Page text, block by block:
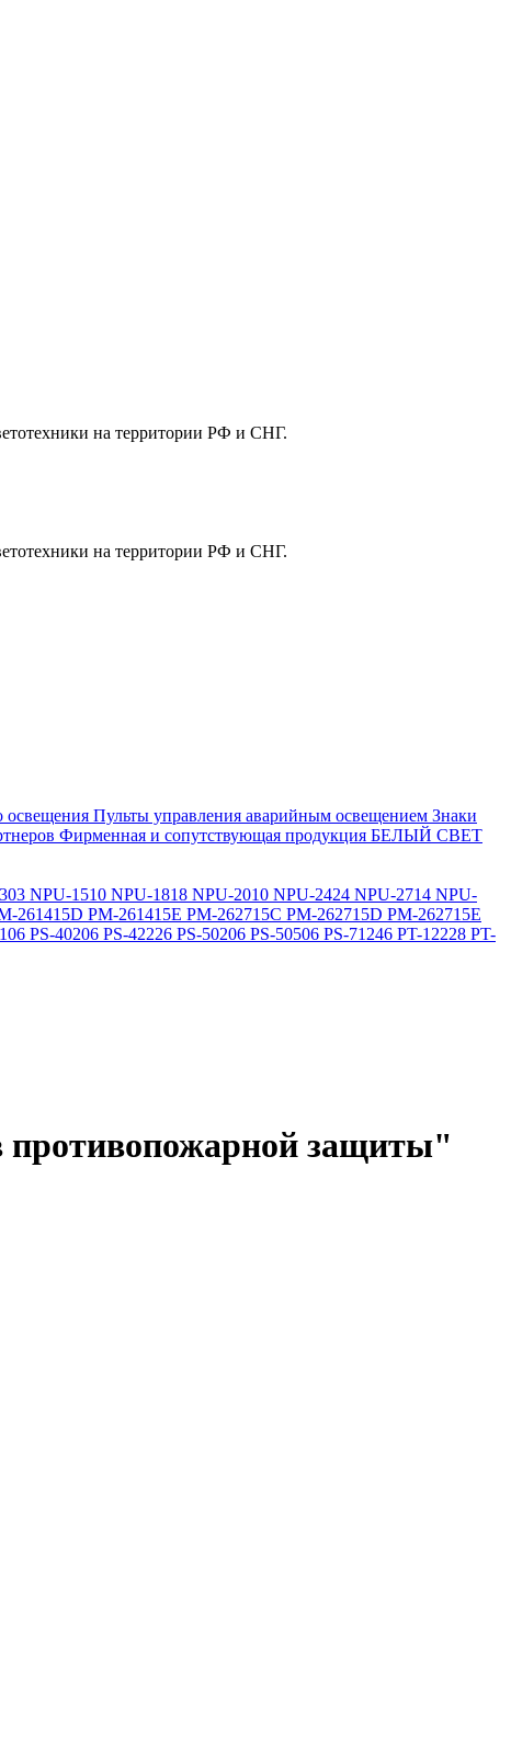
на территории РФ и СНГ.
на территории РФ и СНГ.
освещения Пульты управления аварийным освещением Знаки
Фирменная и сопутствующая продукция БЕЛЫЙ СВЕТ
NPU-1510 NPU-1818 NPU-2010 NPU-2424 NPU-2714 NPU-
261415D PM-261415E PM-262715C PM-262715D PM-262715E
PS-40206 PS-42226 PS-50206 PS-50506 PS-71246 PT-12228 PT-
противопожарной защиты"